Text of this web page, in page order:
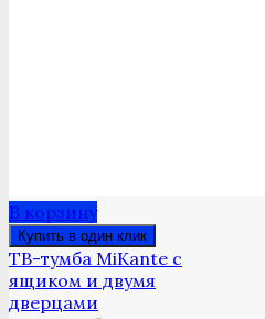
В корзину
Купить в один клик
ТВ-тумба MiKante с
ящиком и двумя
дверцами